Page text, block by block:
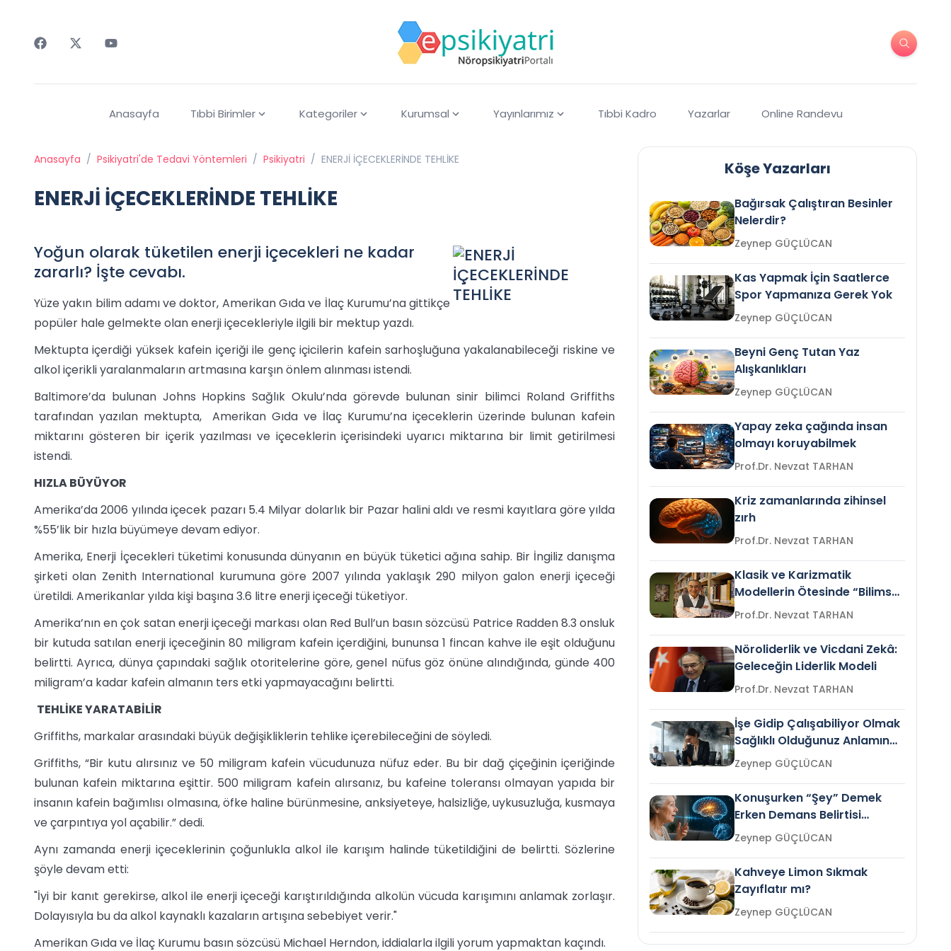
Anasayfa Tıbbi Birimler Kategoriler Kurumsal Yayınlarımız Tıbbi Kadro Yazarlar Online Randevu
Anasayfa / Psikiyatri'de Tedavi Yöntemleri / Psikiyatri / ENERJİ İÇECEKLERİNDE TEHLİKE
ENERJİ İÇECEKLERİNDE TEHLİKE
Yoğun olarak tüketilen enerji içecekleri ne kadar
zararlı? İşte cevabı.
Yüze yakın bilim adamı ve doktor, Amerikan Gıda ve İlaç Kurumu’na gittikçe
popüler hale gelmekte olan enerji içecekleriyle ilgili bir mektup yazdı.
Mektupta içerdiği yüksek kafein içeriği ile genç içicilerin kafein sarhoşluğuna yakalanabileceği riskine ve
alkol içerikli yaralanmaların artmasına karşın önlem alınması istendi.
Baltimore’da bulunan Johns Hopkins Sağlık Okulu’nda görevde bulunan sinir bilimci Roland Griffiths
tarafından yazılan mektupta, Amerikan Gıda ve İlaç Kurumu’na içeceklerin üzerinde bulunan kafein
miktarını gösteren bir içerik yazılması ve içeceklerin içerisindeki uyarıcı miktarına bir limit getirilmesi
istendi.
HIZLA BÜYÜYOR
Amerika’da 2006 yılında içecek pazarı 5.4 Milyar dolarlık bir Pazar halini aldı ve resmi kayıtlara göre yılda
%55’lik bir hızla büyümeye devam ediyor.
Amerika, Enerji İçecekleri tüketimi konusunda dünyanın en büyük tüketici ağına sahip. Bir İngiliz danışma
şirketi olan Zenith International kurumuna göre 2007 yılında yaklaşık 290 milyon galon enerji içeceği
üretildi. Amerikanlar yılda kişi başına 3.6 litre enerji içeceği tüketiyor.
Amerika’nın en çok satan enerji içeceği markası olan Red Bull’un basın sözcüsü Patrice Radden 8.3 onsluk
bir kutuda satılan enerji içeceğinin 80 miligram kafein içerdiğini, bununsa 1 fincan kahve ile eşit olduğunu
belirtti. Ayrıca, dünya çapındaki sağlık otoritelerine göre, genel nüfus göz önüne alındığında, günde 400
miligram’a kadar kafein almanın ters etki yapmayacağını belirtti.
TEHLİKE YARATABİLİR
Griffiths, markalar arasındaki büyük değişikliklerin tehlike içerebileceğini de söyledi.
Griffiths, “Bir kutu alırsınız ve 50 miligram kafein vücudunuza nüfuz eder. Bu bir dağ çiçeğinin içeriğinde
bulunan kafein miktarına eşittir. 500 miligram kafein alırsanız, bu kafeine toleransı olmayan yapıda bir
insanın kafein bağımlısı olmasına, öfke haline bürünmesine, anksiyeteye, halsizliğe, uykusuzluğa, kusmaya
ve çarpıntıya yol açabilir.” dedi.
Aynı zamanda enerji içeceklerinin çoğunlukla alkol ile karışım halinde tüketildiğini de belirtti. Sözlerine
şöyle devam etti:
"İyi bir kanıt gerekirse, alkol ile enerji içeceği karıştırıldığında alkolün vücuda karışımını anlamak zorlaşır.
Dolayısıyla bu da alkol kaynaklı kazaların artışına sebebiyet verir."
Amerikan Gıda ve İlaç Kurumu basın sözcüsü Michael Herndon, iddialarla ilgili yorum yapmaktan kaçındı.
Köşe Yazarları
Bağırsak Çalıştıran Besinler
Nelerdir?
Zeynep GÜÇLÜCAN
Kas Yapmak İçin Saatlerce
Spor Yapmanıza Gerek Yok
Zeynep GÜÇLÜCAN
Beyni Genç Tutan Yaz
Alışkanlıkları
Zeynep GÜÇLÜCAN
Yapay zeka çağında insan
olmayı koruyabilmek
Prof.Dr. Nevzat TARHAN
Kriz zamanlarında zihinsel
zırh
Prof.Dr. Nevzat TARHAN
Klasik ve Karizmatik
Modellerin Ötesinde “Bilimsel
Liderlik”
Prof.Dr. Nevzat TARHAN
Nöroliderlik ve Vicdani Zekâ:
Geleceğin Liderlik Modeli
Prof.Dr. Nevzat TARHAN
İşe Gidip Çalışabiliyor Olmak
Sağlıklı Olduğunuz Anlamına
Gelir mi?Zeynep GÜÇLÜCAN
Konuşurken “Şey” Demek
Erken Demans Belirtisi
Olabilir mi?Zeynep GÜÇLÜCAN
Kahveye Limon Sıkmak
Zayıflatır mı?
Zeynep GÜÇLÜCAN